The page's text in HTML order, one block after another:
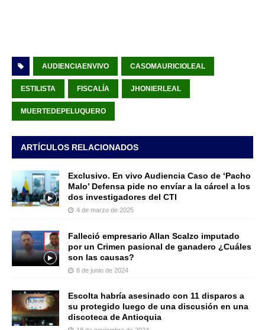
AUDIENCIAENVIVO CASOMAURICIOLEAL
ESTILISTA FISCALÍA JHONIERLEAL
MUERTEDEPELUQUERO
ARTÍCULOS RELACIONADOS
Exclusivo. En vivo Audiencia Caso de ‘Pacho
Malo’ Defensa pide no envíar a la cárcel a los
dos investigadores del CTI
4 de marzo de 2025
Falleció empresario Allan Scalzo imputado
por un Crimen pasional de ganadero ¿Cuáles
son las causas?
8 de junio de 2024
Escolta habría asesinado con 11 disparos a
su protegido luego de una discusión en una
discoteca de Antioquia